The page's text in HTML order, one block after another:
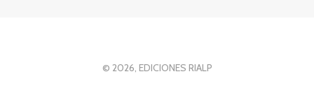
© 2026, EDICIONES RIALP